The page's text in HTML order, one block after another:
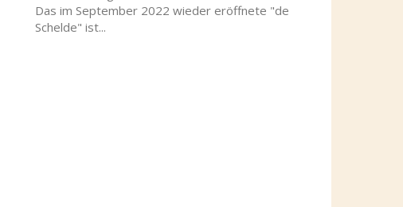
Das im September 2022 wieder eröffnete "de
Schelde" ist...